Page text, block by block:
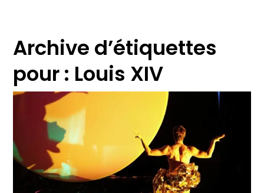
Archive d’étiquettes
pour : Louis XIV